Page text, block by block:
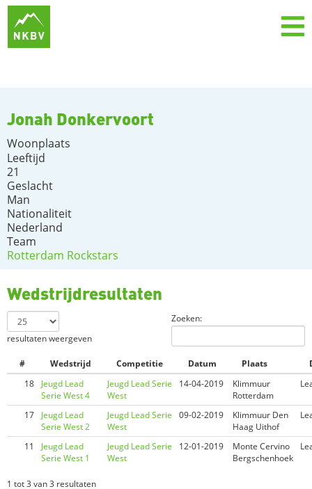
Jonah Donkervoort
Woonplaats
Leeftijd
21
Geslacht
Man
Nationaliteit
Nederland
Team
Rotterdam Rockstars
Wedstrijdresultaten
resultaten weergeven
Zoeken:
# Wedstrijd Competitie Datum Plaats
18
Jeugd Lead
Serie West 4
Jeugd Lead Serie
West
14-04-2019
Klimmuur
Rotterdam
17
Jeugd Lead
Serie West 2
Jeugd Lead Serie
West
09-02-2019
Klimmuur Den
Haag Uithof
11
Jeugd Lead
Serie West 1
Jeugd Lead Serie
West
12-01-2019
Monte Cervino
Bergschenhoek
1 tot 3 van 3 resultaten